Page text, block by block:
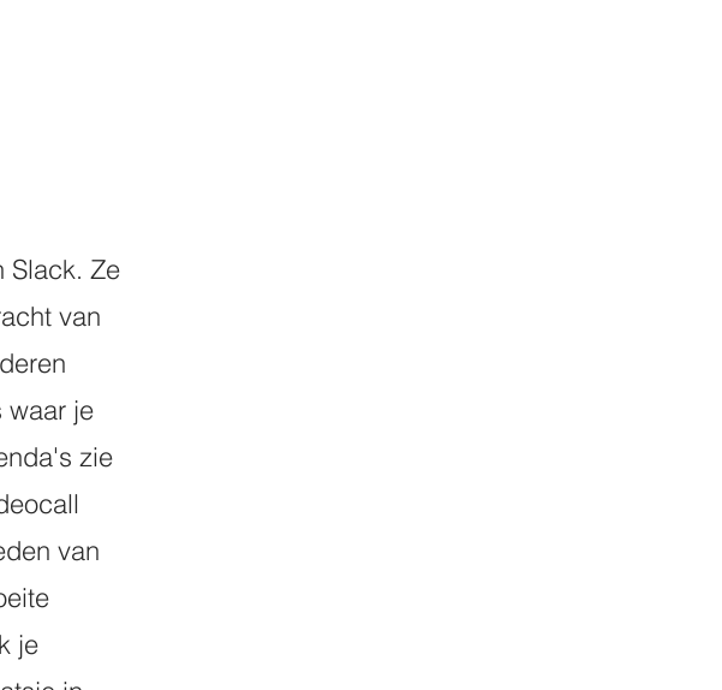
Slack. Ze
van
waar je
zie
van
je